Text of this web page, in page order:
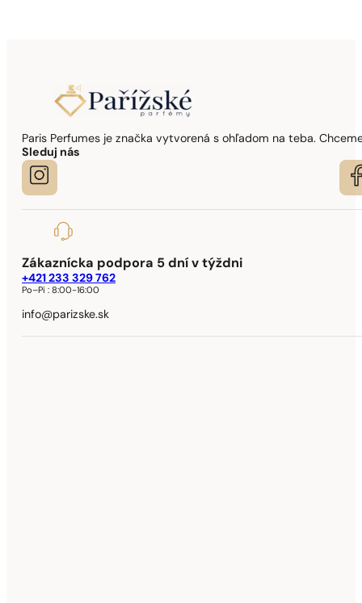
Paris Perfumes je značka vytvorená s ohľadom na teba.
Sleduj nás
Zákaznícka podpora 5 dní v týždni
+421 233 329 762
Po–Pi :8:00-16:00
info@parizske.sk